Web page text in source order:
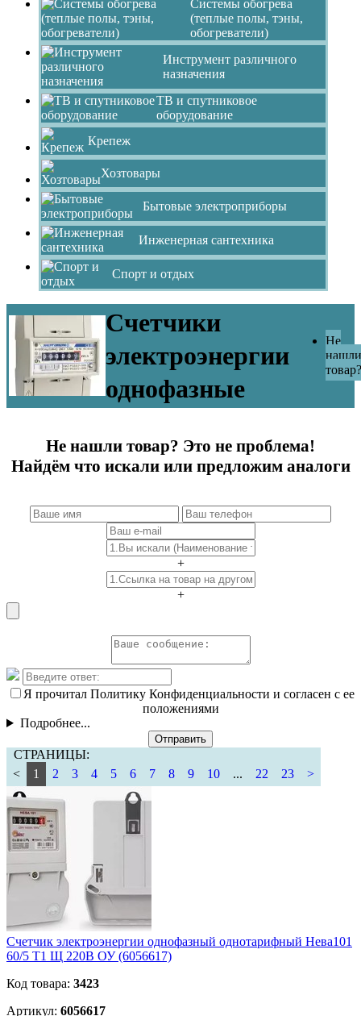
Системы обогрева
(теплые полы, тэны,
обогреватели)
Инструмент различного
назначения
ТВ и спутниковое
оборудование
Крепеж
Хозтовары
Бытовые электроприборы
Инженерная сантехника
Спорт и отдых
Счетчики
электроэнергии
однофазные
Не
нашли
товар?
Не нашли товар? Это не проблема!
Найдём что искали или предложим аналоги
+
+
Я прочитал Политику Конфиденциальности и согласен с ее
положениями
Подробнее...
Отправить
СТРАНИЦЫ:
<
1 2 3 4 5 6 7 8 9 10 ... 22 23 >
Счетчик электроэнергии однофазный однотарифный Нева101
60/5 Т1 Щ 220В ОУ (6056617)
Код товара: 3423
Артикул: 6056617